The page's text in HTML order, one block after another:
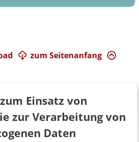
zum Seitenanfang
Einsatz von
zur Verarbeitung von
Daten